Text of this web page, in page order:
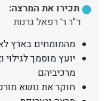
תכירו את המרצה:
ד"ר ר' רפאל גרנות
מהמומחים בארץ
יועץ מוסמך
מרכיביהם
חוקר את נושא